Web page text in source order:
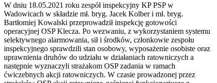
W dniu 18.05.2021 roku zespół inspekcyjny KP PSP w
Wadowicach w składzie mł. bryg. Jacek Kolber i mł. bryg.
Bartłomiej Kowalski przeprowadził inspekcję gotowości
operacyjnej OSP Klecza. Po wezwaniu, z wykorzystaniem systemu
selektywnego alarmowania, sił i środków, członkowie zespołu
inspekcyjnego sprawdzili stan osobowy, wyposażenie osobiste oraz
uprawnienia druhów do udziału w działaniach ratowniczych a
następnie wyznaczyli strażakom OSP zadania w ramach
ćwiczebnych akcji ratowniczych. W czasie prowadzonej przez